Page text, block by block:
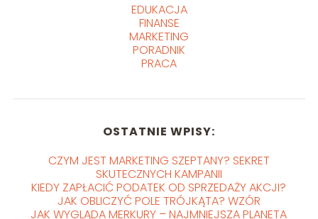
EDUKACJA
FINANSE
MARKETING
PORADNIK
PRACA
OSTATNIE WPISY:
CZYM JEST MARKETING SZEPTANY? SEKRET
SKUTECZNYCH KAMPANII
KIEDY ZAPŁACIĆ PODATEK OD SPRZEDAŻY AKCJI?
JAK OBLICZYĆ POLE TRÓJKĄTA? WZÓR
JAK WYGLĄDA MERKURY – NAJMNIEJSZA PLANETA